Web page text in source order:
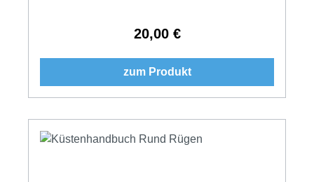
Regulärer Preis:
20,00 €
zum Produkt